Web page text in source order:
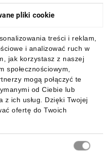
pliki cookie
treści i reklam,
i analizować ruch w
jak korzystasz z naszej
społecznościowym,
mogą połączyć te
od Ciebie lub
z ich usług. Dzięki Twojej
ofertę do Twoich
mobilną: